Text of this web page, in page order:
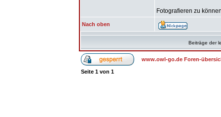
Fotografieren zu
Nach oben
Beiträge der
www.owl-go.de Foren-
Seite 1 von 1